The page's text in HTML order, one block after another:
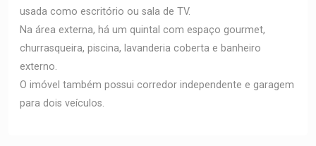
usada como escritório ou sala de TV.
Na área externa, há um quintal com espaço gourmet,
churrasqueira, piscina, lavanderia coberta e banheiro
externo.
O imóvel também possui corredor independente e garagem
para dois veículos.